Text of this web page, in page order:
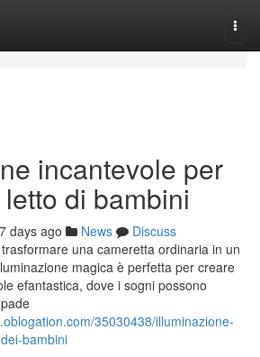
incantevole per
di bambini
days ago News
Discuss
una cameretta ordinaria in un
magica è perfetta per creare
efantastica, dove i sogni possono
35030438/illuminazione-
bambini